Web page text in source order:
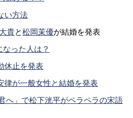
い方法
貴と松岡茉優が結婚を発表
った人は？
休止を発表
律が一般女性と結婚を発表
へ」で松下洸平がペラペラの宋語